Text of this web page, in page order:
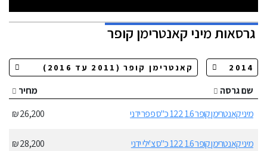
גרסאותמיני קאנטרימן קופר
שם גרסה
מחיר
מיני קאנטרימן קופר 1.6 122 כ"ס פפר ידני
26,200 ₪
מיני קאנטרימן קופר 1.6 122 כ"ס צ'ילי ידני 28,200 ₪